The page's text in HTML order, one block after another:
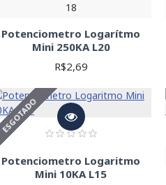
18
Potenciometro Logarítmo
Mini 250KA L20
R$2,69
ESGOTADO
Potenciometro Logaritmo
Mini 10KA L15